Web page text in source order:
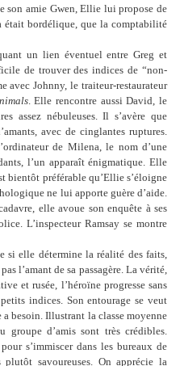
son amie Gwen, Ellie lui propose de
était bordélique, que la comptabilité
un lien éventuel entre Greg et
de trouver des indices de “non-
Johnny, le traiteur-restaurateur
. Elle rencontre aussi David, le
assez nébuleuses. Il s’avère que
avec de cinglantes ruptures.
de Milena, le nom d’une
l’un apparaît énigmatique. Elle
bientôt préférable qu’Ellie s’éloigne
ne lui apporte guère d’aide.
elle avoue son enquête à ses
L’inspecteur Ramsay se montre
si elle détermine la réalité des faits,
l’amant de sa passagère. La vérité,
et rusée, l’héroïne progresse sans
indices. Son entourage se veut
a besoin. Illustrant la classe moyenne
groupe d’amis sont très crédibles.
s’immiscer dans les bureaux de
plutôt savoureuses. On apprécie la